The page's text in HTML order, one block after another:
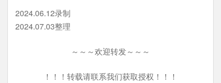
2024.06.12录制
2024.07.03整理
～～～欢迎转发～～～
！！！转载请联系我们获取授权！！！